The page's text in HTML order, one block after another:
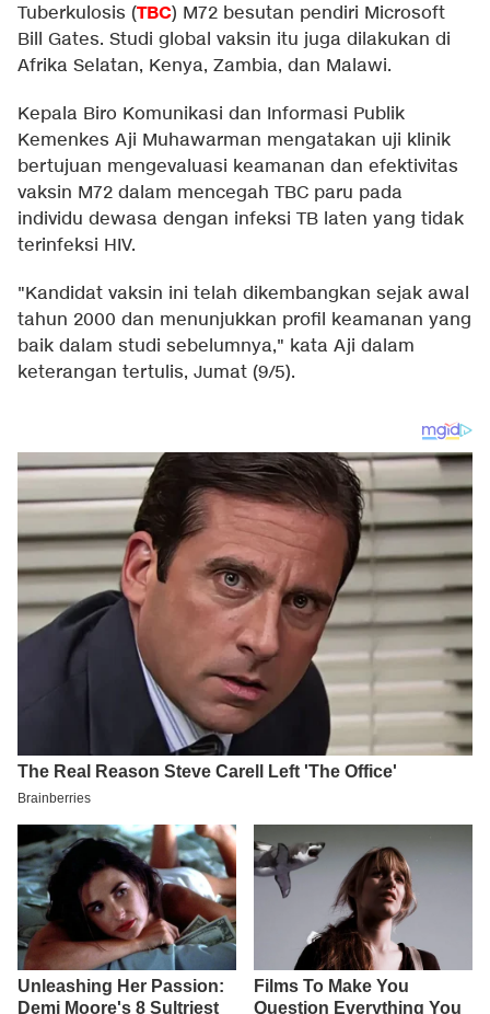
Tuberkulosis (TBC) M72 besutan pendiri Microsoft
Bill Gates. Studi global vaksin itu juga dilakukan di
Afrika Selatan, Kenya, Zambia, dan Malawi.
Kepala Biro Komunikasi dan Informasi Publik
Kemenkes Aji Muhawarman mengatakan uji klinik
bertujuan mengevaluasi keamanan dan efektivitas
vaksin M72 dalam mencegah TBC paru pada
individu dewasa dengan infeksi TB laten yang tidak
terinfeksi HIV.
"Kandidat vaksin ini telah dikembangkan sejak awal
tahun 2000 dan menunjukkan profil keamanan yang
baik dalam studi sebelumnya," kata Aji dalam
keterangan tertulis, Jumat (9/5).